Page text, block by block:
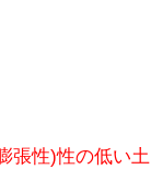
張性)性の低い土